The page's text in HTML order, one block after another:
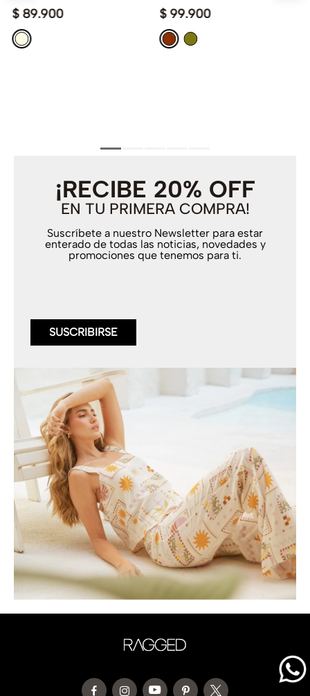
$ 89.900 $ 99.900
¡RECIBE 20% OFF
EN TU PRIMERA COMPRA!
Suscríbete a nuestro Newsletter para estar
enterado de todas las noticias, novedades y
promociones que tenemos para ti.
SUSCRIBIRSE